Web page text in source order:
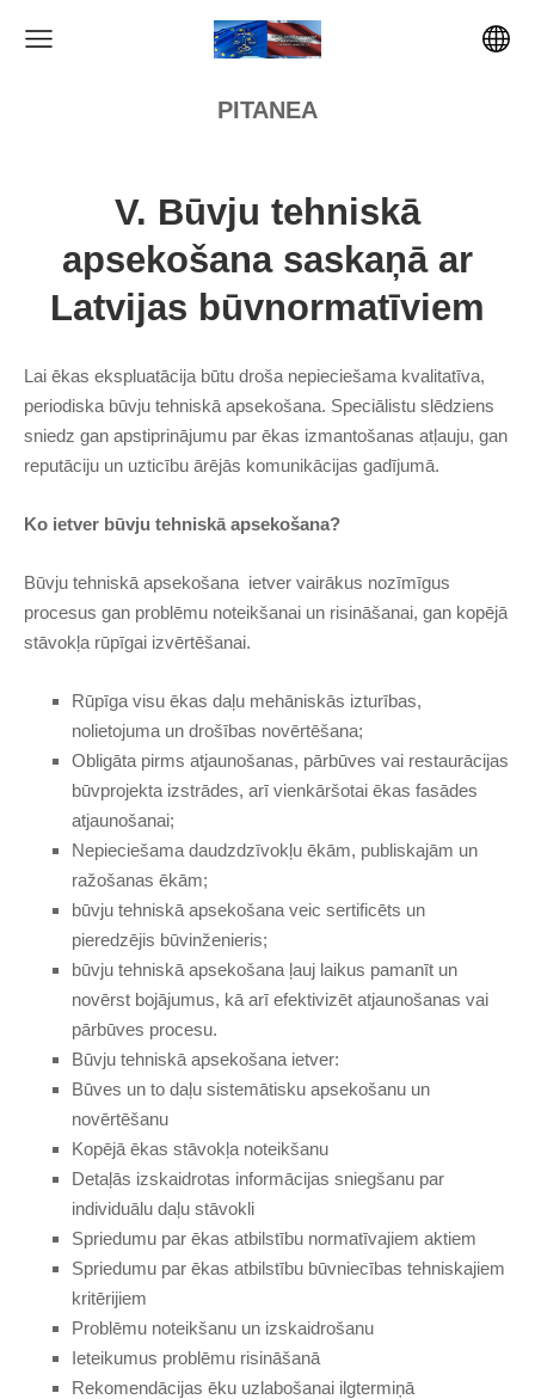
PITANEA
V. Būvju tehniskā
apsekošana saskaņā ar
Latvijas būvnormatīviem
Lai ēkas ekspluatācija būtu droša nepieciešama kvalitatīva,
periodiska būvju tehniskā apsekošana. Speciālistu slēdziens
sniedz gan apstiprinājumu par ēkas izmantošanas atļauju, gan
reputāciju un uzticību ārējās komunikācijas gadījumā.
Ko ietver būvju tehniskā apsekošana?
Būvju tehniskā apsekošana ietver vairākus nozīmīgus
procesus gan problēmu noteikšanai un risināšanai, gan kopējā
stāvokļa rūpīgai izvērtēšanai.
Rūpīga visu ēkas daļu mehāniskās izturības,
nolietojuma un drošības novērtēšana;
Obligāta pirms atjaunošanas, pārbūves vai restaurācijas
būvprojekta izstrādes, arī vienkāršotai ēkas fasādes
atjaunošanai;
Nepieciešama daudzdzīvokļu ēkām, publiskajām un
ražošanas ēkām;
būvju tehniskā apsekošana veic sertificēts un
pieredzējis būvinženieris;
būvju tehniskā apsekošana ļauj laikus pamanīt un
novērst bojājumus, kā arī efektivizēt atjaunošanas vai
pārbūves procesu.
Būvju tehniskā apsekošana ietver:
Būves un to daļu sistemātisku apsekošanu un
novērtēšanu
Kopējā ēkas stāvokļa noteikšanu
Detaļās izskaidrotas informācijas sniegšanu par
individuālu daļu stāvokli
Spriedumu par ēkas atbilstību normatīvajiem aktiem
Spriedumu par ēkas atbilstību būvniecības tehniskajiem
kritērijiem
Problēmu noteikšanu un izskaidrošanu
Ieteikumus problēmu risināšanā
Rekomendācijas ēku uzlabošanai ilgtermiņā